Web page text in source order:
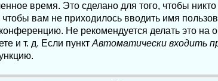
время. Это сделано для того, чтобы никто
вам не приходилось вводить имя
Не рекомендуется делать это на
и т. д. Если пункт Автоматически входить